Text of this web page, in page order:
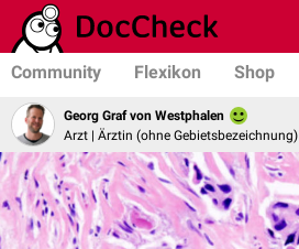
Community Flexikon Shop
Georg Graf von Westphalen
Arzt | Ärztin (ohne Gebietsbezeichnung)